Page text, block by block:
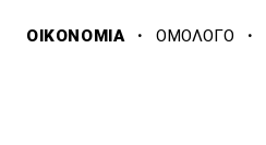
ΟΙΚΟΝΟΜΙΑ · ΟΜΟΛΟΓΟ ·